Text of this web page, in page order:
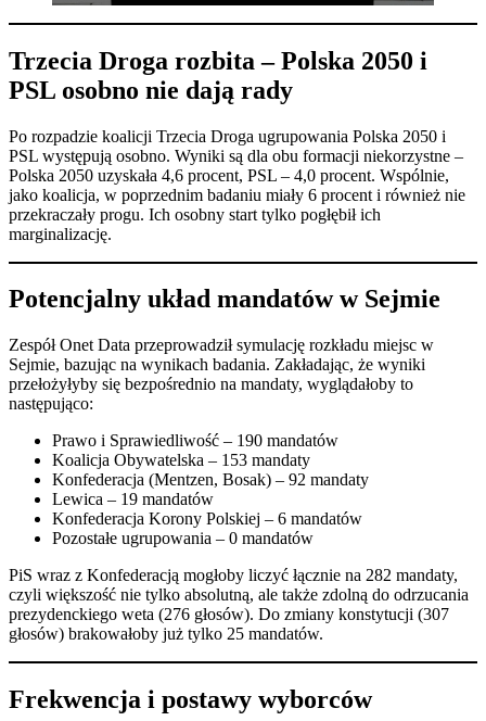
Trzecia Droga rozbita – Polska 2050 i
PSL osobno nie dają rady
Po rozpadzie koalicji Trzecia Droga ugrupowania Polska 2050 i
PSL występują osobno. Wyniki są dla obu formacji niekorzystne –
Polska 2050 uzyskała 4,6 procent, PSL – 4,0 procent. Wspólnie,
jako koalicja, w poprzednim badaniu miały 6 procent i również nie
przekraczały progu. Ich osobny start tylko pogłębił ich
marginalizację.
Potencjalny układ mandatów w Sejmie
Zespół Onet Data przeprowadził symulację rozkładu miejsc w
Sejmie, bazując na wynikach badania. Zakładając, że wyniki
przełożyłyby się bezpośrednio na mandaty, wyglądałoby to
następująco:
Prawo i Sprawiedliwość – 190 mandatów
Koalicja Obywatelska – 153 mandaty
Konfederacja (Mentzen, Bosak) – 92 mandaty
Lewica – 19 mandatów
Konfederacja Korony Polskiej – 6 mandatów
Pozostałe ugrupowania – 0 mandatów
PiS wraz z Konfederacją mogłoby liczyć łącznie na 282 mandaty,
czyli większość nie tylko absolutną, ale także zdolną do odrzucania
prezydenckiego weta (276 głosów). Do zmiany konstytucji (307
głosów) brakowałoby już tylko 25 mandatów.
Frekwencja i postawy wyborców